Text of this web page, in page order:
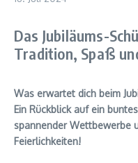
Das Jubiläums-
Tradition, Spaß
Was erwartet dich beim
Ein Rückblick auf ein
spannender Wettbewerbe
Feierlichkeiten!